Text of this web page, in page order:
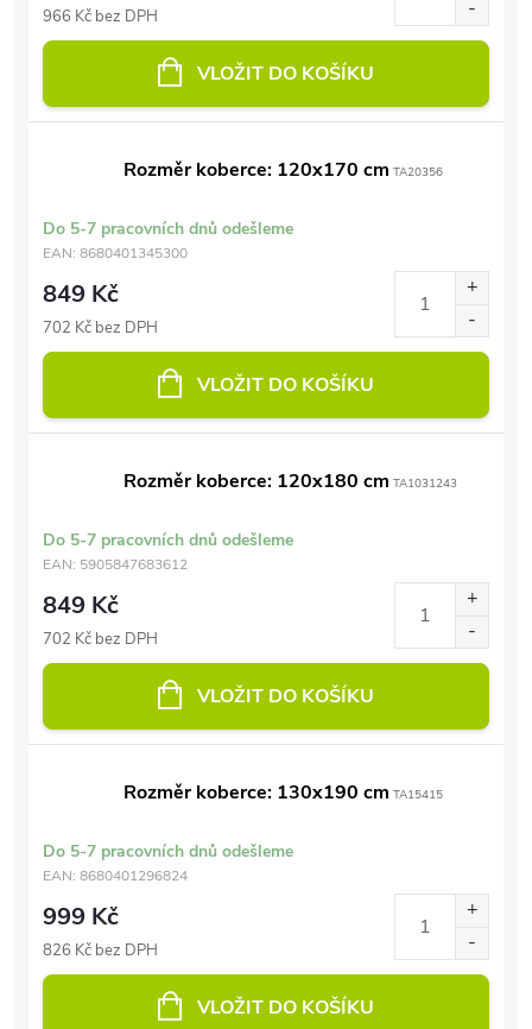
966 Kč bez DPH
VLOŽIT DO KOŠÍKU
Rozměr koberce: 120x170 cm TA20356
Do 5-7 pracovních dnů odešleme
EAN: 8680401345300
849 Kč
702 Kč bez DPH
VLOŽIT DO KOŠÍKU
Rozměr koberce: 120x180 cm TA1031243
Do 5-7 pracovních dnů odešleme
EAN: 5905847683612
849 Kč
702 Kč bez DPH
VLOŽIT DO KOŠÍKU
Rozměr koberce: 130x190 cm TA15415
Do 5-7 pracovních dnů odešleme
EAN: 8680401296824
999 Kč
826 Kč bez DPH
VLOŽIT DO KOŠÍKU